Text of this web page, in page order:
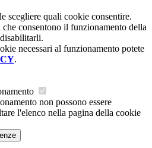
scegliere quali cookie consentire.
consentono il funzionamento della
necessari al funzionamento potete
.
non possono essere
l'elenco nella pagina della cookie